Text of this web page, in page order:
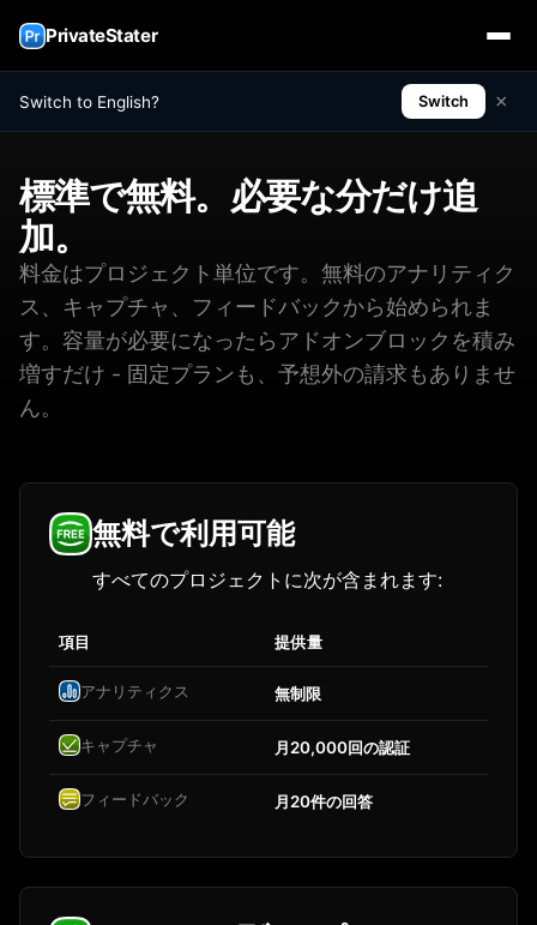
PrivateStater
Switch to English? Switch ×
標準で無料。必要な分だけ追
加。
料金はプロジェクト単位です。無料のアナリティク
ス、キャプチャ、フィードバックから始められま
す。容量が必要になったらアドオンブロックを積み
増すだけ - 固定プランも、予想外の請求もありませ
ん。
無料で利用可能
すべてのプロジェクトに次が含まれます:
項目 提供量
アナリティクス 無制限
キャプチャ 月20,000回の認証
フィードバック 月20件の回答